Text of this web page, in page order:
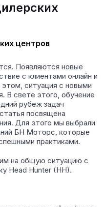
Появляются новые
с клиентами онлайн и
ситуация с новыми
В свете этого, обучение
рубеж задач
посвящена
Для этого мы выбрали
БН Моторс, которые
практиками.
на общую ситуацию с
Head Hunter (HH).